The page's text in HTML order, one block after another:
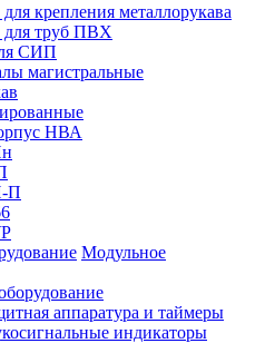
крепления металлорукава
для труб ПВХ
СИП
магистральные
НВА
П
Модульное
аппаратура и таймеры
индикаторы